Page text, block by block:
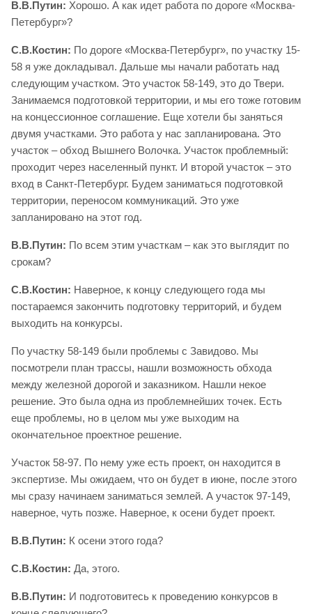
В.В.Путин: Хорошо. А как идет работа по дороге «Москва-
Петербург»?
С.В.Костин: По дороге «Москва-Петербург», по участку 15-
58 я уже докладывал. Дальше мы начали работать над
следующим участком. Это участок 58-149, это до Твери.
Занимаемся подготовкой территории, и мы его тоже готовим
на концессионное соглашение. Еще хотели бы заняться
двумя участками. Это работа у нас запланирована. Это
участок – обход Вышнего Волочка. Участок проблемный:
проходит через населенный пункт. И второй участок – это
вход в Санкт-Петербург. Будем заниматься подготовкой
территории, переносом коммуникаций. Это уже
запланировано на этот год.
В.В.Путин: По всем этим участкам – как это выглядит по
срокам?
С.В.Костин: Наверное, к концу следующего года мы
постараемся закончить подготовку территорий, и будем
выходить на конкурсы.
По участку 58-149 были проблемы с Завидово. Мы
посмотрели план трассы, нашли возможность обхода
между железной дорогой и заказником. Нашли некое
решение. Это была одна из проблемнейших точек. Есть
еще проблемы, но в целом мы уже выходим на
окончательное проектное решение.
Участок 58-97. По нему уже есть проект, он находится в
экспертизе. Мы ожидаем, что он будет в июне, после этого
мы сразу начинаем заниматься землей. А участок 97-149,
наверное, чуть позже. Наверное, к осени будет проект.
В.В.Путин: К осени этого года?
С.В.Костин: Да, этого.
В.В.Путин: И подготовитесь к проведению конкурсов в